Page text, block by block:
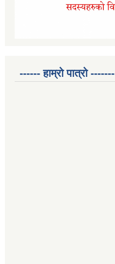
------ हाम्रो पात्रो -------